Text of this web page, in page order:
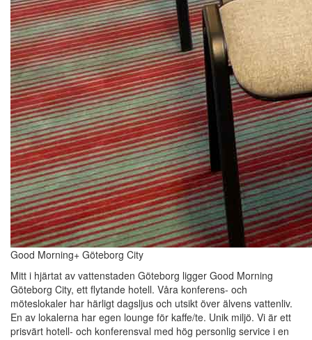
Good Morning+ Göteborg City
Mitt i hjärtat av vattenstaden Göteborg ligger Good Morning
Göteborg City, ett flytande hotell. Våra konferens- och
möteslokaler har härligt dagsljus och utsikt över älvens vattenliv.
En av lokalerna har egen lounge för kaffe/te. Unik miljö. Vi är ett
prisvärt hotell- och konferensval med hög personlig service i en